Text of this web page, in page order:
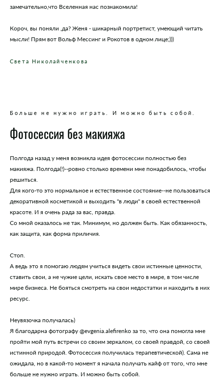
замечательно,что Вселенная нас познакомила!
Короч, вы поняли ,да? Женя - шикарный портретист, умеющий читать
мысли! Прям вот Вольф Мессинг и Рокотов в одном лице;)))
Света Николайченкова
Больше не нужно играть. И можно быть собой.
Фотосессия без макияжа
Полгода назад у меня возникла идея фотосессии полностью без
макияжа. Полгода(!)--ровно столько времени мне понадобилось, чтобы
решиться.
Для кого-то это нормальное и естественное состояние--не пользоваться
декоративной косметикой и выходить "в люди" в своей естественной
красоте. И я очень рада за вас, правда.
Со мной оказалось не так. Минимум, но должен быть. Как обязанность,
как защита, как форма приличия.
Стоп.
А ведь это я помогаю людям учиться видеть свои истинные ценности,
ставить свои, а не чужие цели, искать свое место в мире, в том числе
мире бизнеса. Не бояться смотреть на свои недостатки и находить в них
ресурс.
Неувязочка получалась)
Я благодарна фотографу @evgenia.alefirenko за то, что она помогла мне
пройти мой путь встречи со своим зеркалом, со своей правдой, со своей
истинной природой. Фотосессия получилась терапевтической). Сама не
ожидала, но в какой-то момент я начала получать кайф от того, что мне
больше не нужно играть. И можно быть собой.